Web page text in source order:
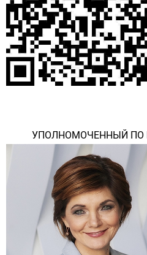
УПОЛНОМОЧЕННЫЙ ПО